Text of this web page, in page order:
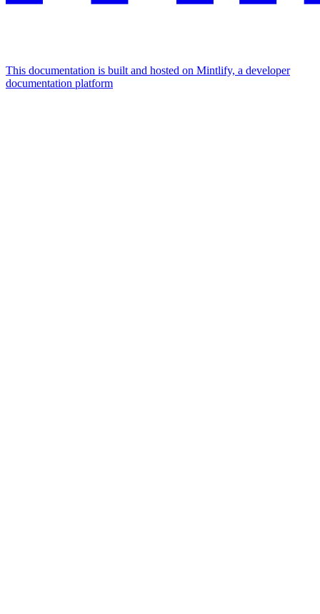
This documentation is built and hosted on Mintlify, a developer
documentation platform